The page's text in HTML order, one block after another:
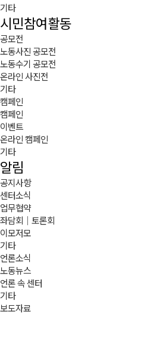
기타
시민참여활동
공모전
노동사진 공모전
노동수기 공모전
온라인 사진전
기타
캠페인
캠페인
이벤트
온라인 캠페인
기타
알림
공지사항
센터소식
업무협약
좌담회｜토론회
이모저모
기타
언론소식
노동뉴스
언론 속 센터
기타
보도자료